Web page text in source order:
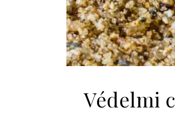
Védelmi